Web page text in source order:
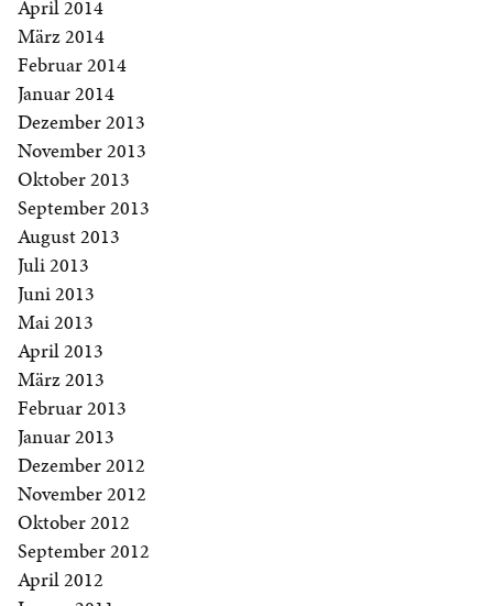
April 2014
März 2014
Februar 2014
Januar 2014
Dezember 2013
November 2013
Oktober 2013
September 2013
August 2013
Juli 2013
Juni 2013
Mai 2013
April 2013
März 2013
Februar 2013
Januar 2013
Dezember 2012
November 2012
Oktober 2012
September 2012
April 2012